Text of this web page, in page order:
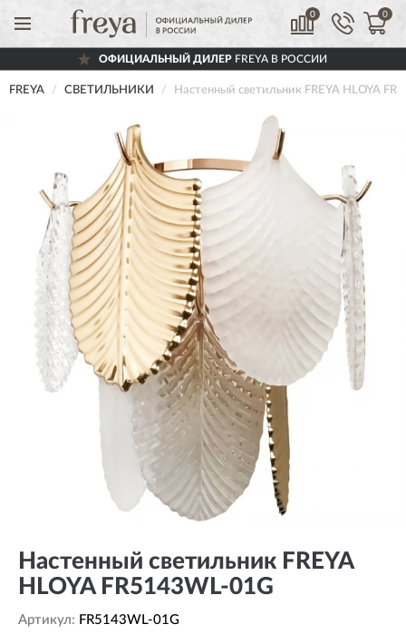
0 0
ОФИЦИАЛЬНЫЙ ДИЛЕРFREYA В РОССИИ
FREYA СВЕТИЛЬНИКИ Настенный светильник FREYA HLOYA
Настенный светильник FREYA
HLOYA FR5143WL-01G
Артикул: FR5143WL-01G